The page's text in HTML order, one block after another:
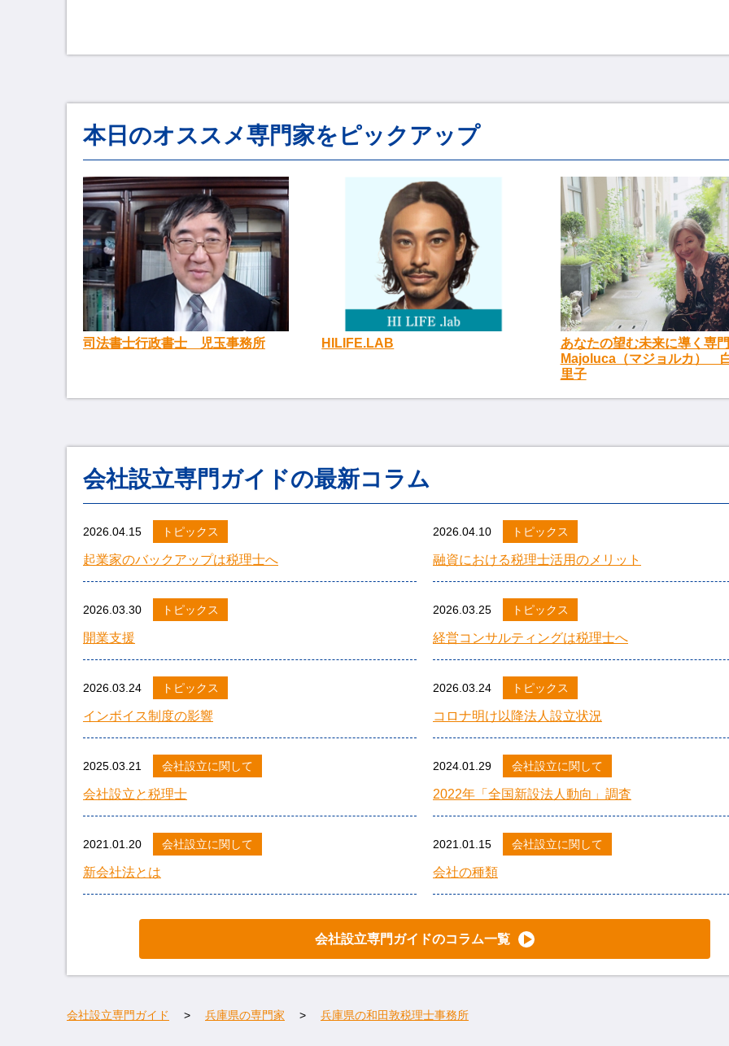
本日のオススメ専門家をピックアップ
司法書士行政書士 児玉事務所 HILIFE.LAB
あなたの望む未来に導く専
Majoluca（マジョルカ）
里子
会社設立専門ガイドの最新コラム
2026.04.15 トピックス
起業家のバックアップは税理士へ
2026.04.10 トピックス
融資における税理士活用のメリット
2026.03.30 トピックス
開業支援
2026.03.25 トピックス
経営コンサルティングは税理士へ
2026.03.24 トピックス
インボイス制度の影響
2026.03.24 トピックス
コロナ明け以降法人設立状況
2025.03.21 会社設立に関して
会社設立と税理士
2024.01.29 会社設立に関して
2022年「全国新設法人動向」調査
2021.01.20 会社設立に関して
新会社法とは
2021.01.15 会社設立に関して
会社の種類
会社設立専門ガイドのコラム一覧
会社設立専門ガイド 兵庫県の専門家 兵庫県の和田敦税理士事務所